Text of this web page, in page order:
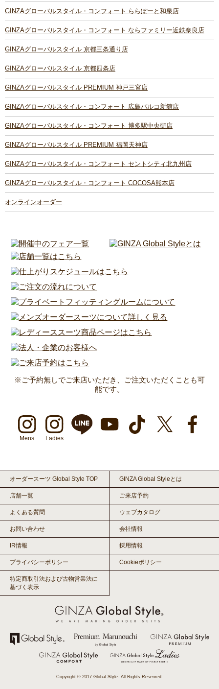
GINZAグローバルスタイル・コンフォート ららぽーと和泉店
GINZAグローバルスタイル・コンフォート ならファミリー近鉄奈良店
GINZAグローバルスタイル 京都三条通り店
GINZAグローバルスタイル 京都四条店
GINZAグローバルスタイル PREMIUM 神戸三宮店
GINZAグローバルスタイル・コンフォート 広島パルコ新館店
GINZAグローバルスタイル・コンフォート 博多駅中央街店
GINZAグローバルスタイル PREMIUM 福岡天神店
GINZAグローバルスタイル・コンフォート セントシティ北九州店
GINZAグローバルスタイル・コンフォート COCOSA熊本店
オンラインオーダー
※ご予約無しでご来店いただき、ご注文いただくことも可
能です。
Mens Ladies
オーダースーツ Global Style TOP GINZA Global Styleとは
店舗一覧 ご来店予約
よくある質問 ウェブカタログ
お問い合わせ 会社情報
IR情報 採用情報
プライバシーポリシー Cookieポリシー
特定商取引法および古物営業法に
基づく表示
Copyright © 2017 Global Style. All Rights Reserved.